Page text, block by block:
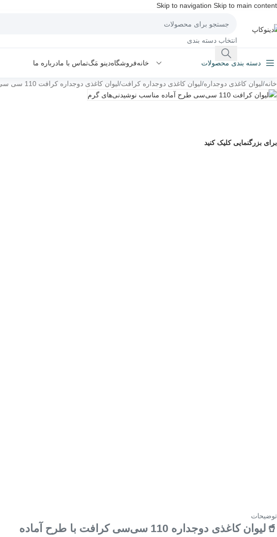
Skip to navigation Skip to main content
انتخاب دسته بندی
دسته بندی محصولات خانهفروشگاهدینو مَگتماس با مادرباره ما
خانه/لیوان کاغذی دوجداره/لیوان کاغذی دوجداره کرافت/لیوان کاغذی دوجداره کرافت 110 سی سی
برای بزرگنمایی کلیک کنید
توضیحات
🥤لیوان کاغذی دوجداره 110 سی‌سی کرافت با طرح آماده